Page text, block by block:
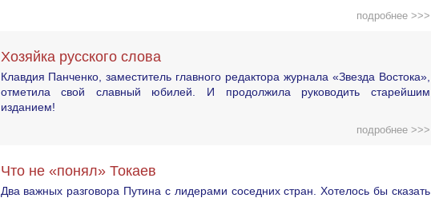
подробнее >>>
Хозяйка русского слова
Клавдия Панченко, заместитель главного редактора журнала «Звезда Востока»,
отметила свой славный юбилей. И продолжила руководить старейшим
изданием!
подробнее >>>
Что не «понял» Токаев
Два важных разговора Путина с лидерами соседних стран. Хотелось бы сказать